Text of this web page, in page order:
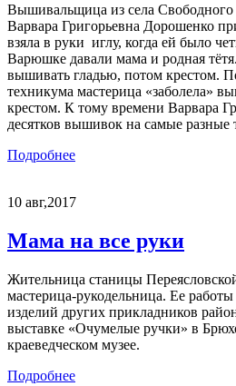
Вышивальщица из села Свободного
Варвара Григорьевна Дорошенко
взяла в руки иглу, когда ей было
Варюшке давали мама и родная
вышивать гладью, потом крестом.
техникума мастерица «заболела»
крестом. К тому времени Варвара
десятков вышивок на самые разные
Подробнее
10 авг,2017
Мама на все руки
Жительница станицы
мастерица-рукодельница. Ее
изделий других прикладников
выставке «Очумелые ручки» в
краеведческом музее.
Подробнее